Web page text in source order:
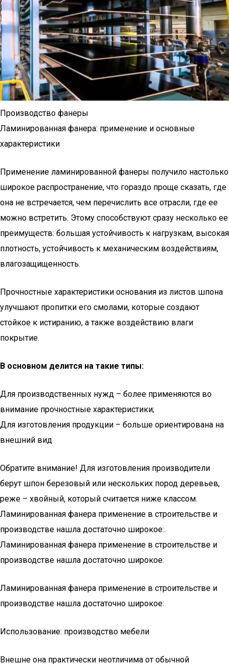
Производство фанеры
Ламинированная фанера: применение и основные
характеристики
Применение ламинированной фанеры получило настолько
широкое распространение, что гораздо проще сказать, где
она не встречается, чем перечислить все отрасли, где ее
можно встретить. Этому способствуют сразу несколько ее
преимуществ: большая устойчивость к нагрузкам, высокая
плотность, устойчивость к механическим воздействиям,
влагозащищенность.
Прочностные характеристики основания из листов шпона
улучшают пропитки его смолами, которые создают
стойкое к истиранию, а также воздействию влаги
покрытие.
В основном делится на такие типы:
Для производственных нужд – более применяются во
внимание прочностные характеристики;
Для изготовления продукции – больше ориентирована на
внешний вид
Обратите внимание! Для изготовления производители
берут шпон березовый или нескольких пород деревьев,
реже – хвойный, который считается ниже классом.
Ламинированная фанера применение в строительстве и
производстве нашла достаточно широкое:.
Ламинированная фанера применение в строительстве и
производстве нашла достаточно широкое:
Ламинированная фанера применение в строительстве и
производстве нашла достаточно широкое:
Использование: производство мебели
Внешне она практически неотличима от обычной